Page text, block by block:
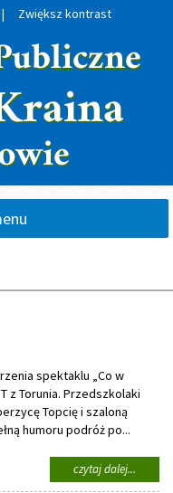
| Zwiększ kontrast
spektaklu „Co w
z Torunia. Przedszkolaki
Topcię i szaloną
humoru podróż po...
czytaj dalej...
temat: